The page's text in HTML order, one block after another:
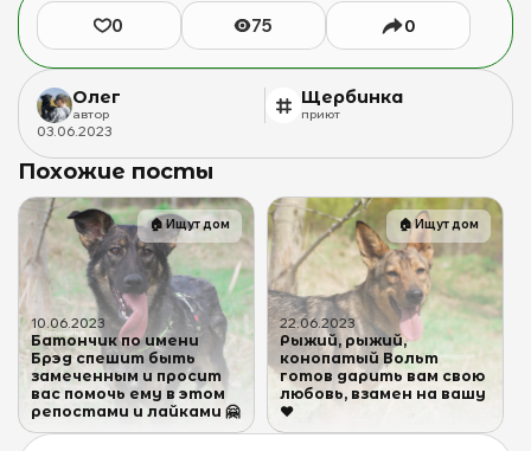
0 75 0
Олег
автор
Щербинка
приют
03.06.2023
Похожие посты
10.06.2023
Батончик по имени
Брэд спешит быть
замеченным и просит
вас помочь ему в этом
репостами и лайками 🤗
🏠Ищут дом
22.06.2023
Рыжий, рыжий,
конопатый Вольт
готов дарить вам свою
любовь, взамен на вашу
❤️
🏠Ищут дом